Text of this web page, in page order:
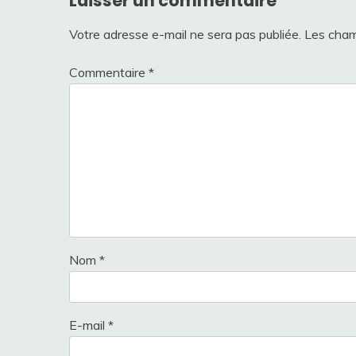
Votre adresse e-mail ne sera pas publiée. Les
Commentaire *
Nom *
E-mail *